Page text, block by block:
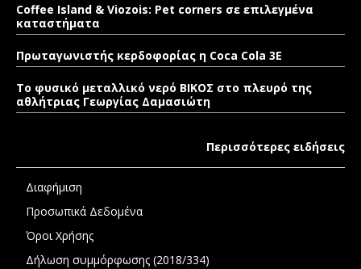
Coffee Island & Viozois: Pet corners σε επιλεγμένα
καταστήματα
Πρωταγωνιστής κερδοφορίας η Coca Cola 3E
Το φυσικό μεταλλικό νερό ΒΙΚΟΣ στο πλευρό της
αθλήτριας Γεωργίας Δαμασιώτη
Περισσότερες ειδήσεις
Διαφήμιση
Προσωπικά Δεδομένα
Όροι Χρήσης
Δήλωση συμμόρφωσης (2018/334)